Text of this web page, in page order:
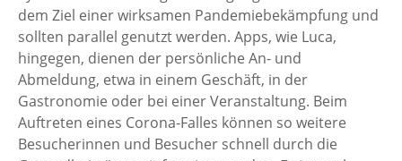
dem Ziel einer wirksamen Pandemiebekämpfung und
sollten parallel genutzt werden. Apps, wie Luca,
hingegen, dienen der persönliche An- und
Abmeldung, etwa in einem Geschäft, in der
Gastronomie oder bei einer Veranstaltung. Beim
Auftreten eines Corona-Falles können so weitere
Besucherinnen und Besucher schnell durch die